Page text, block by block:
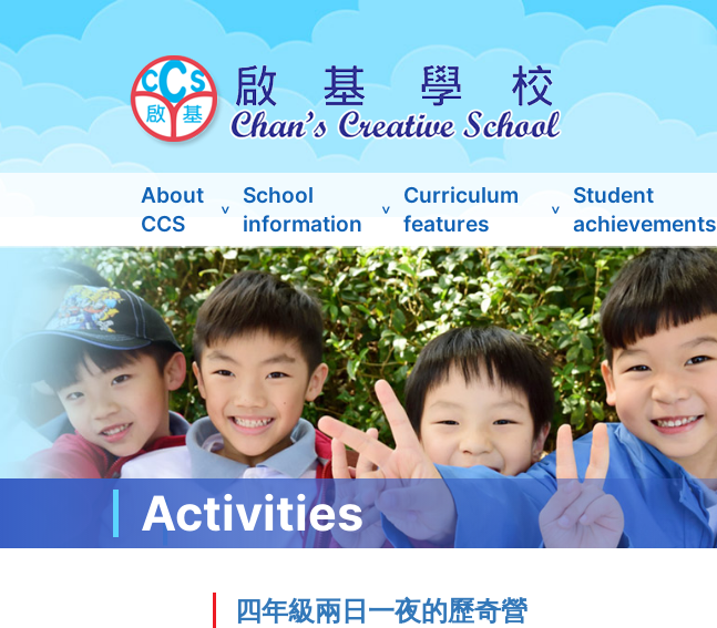
About
CCS
School
information
Curriculum
features
Student
achievements
Activities
四年級兩日一夜的歷奇營